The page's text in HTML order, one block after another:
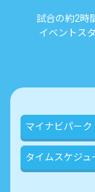
試合の約2時
イベントス
マイナビパーク
タイムスケジュ